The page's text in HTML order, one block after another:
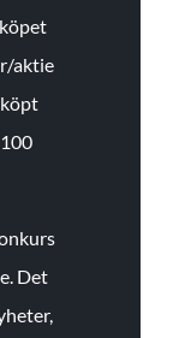
aktie
Det